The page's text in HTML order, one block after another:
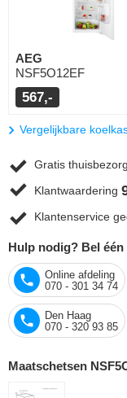
AEG
NSF5O12EF
567,-
Vergelijkbare
Gratis
Klantwaardering
Klantenservice
Hulp nodig? Bel
Online afdeling
070 - 301 34 74
Den Haag
070 - 320 93 85
Maatschetsen